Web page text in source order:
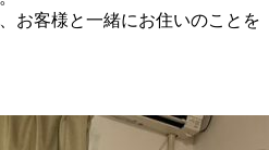
お客様と一緒にお住いのことを